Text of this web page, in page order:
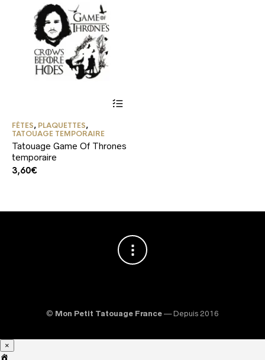
la
du
produit
FÊTES, PLAQUETTES,
TATOUAGE TEMPORAIRE
Tatouage Game Of Thrones
temporaire
3,60€
© Mon Petit Tatouage France — Depuis 2016
×